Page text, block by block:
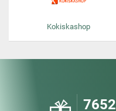
Kokiskashop
7652